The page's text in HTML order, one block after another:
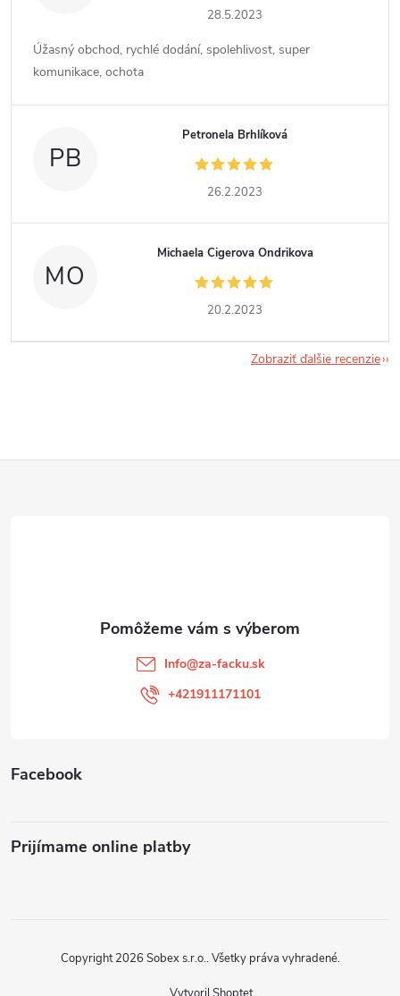
28.5.2023
Úžasný obchod, rychlé dodání, spolehlivost, super
komunikace, ochota
PB
Petronela Brhlíková
26.2.2023
MO
Michaela Cigerova Ondrikova
20.2.2023
Zobraziť ďalšie recenzie
Facebook
Prijímame online platby
Info@za-facku.sk
+421911171101
Copyright 2026 Sobex s.r.o.. Všetky práva vyhradené.